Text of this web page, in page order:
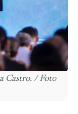
Castro. / Foto